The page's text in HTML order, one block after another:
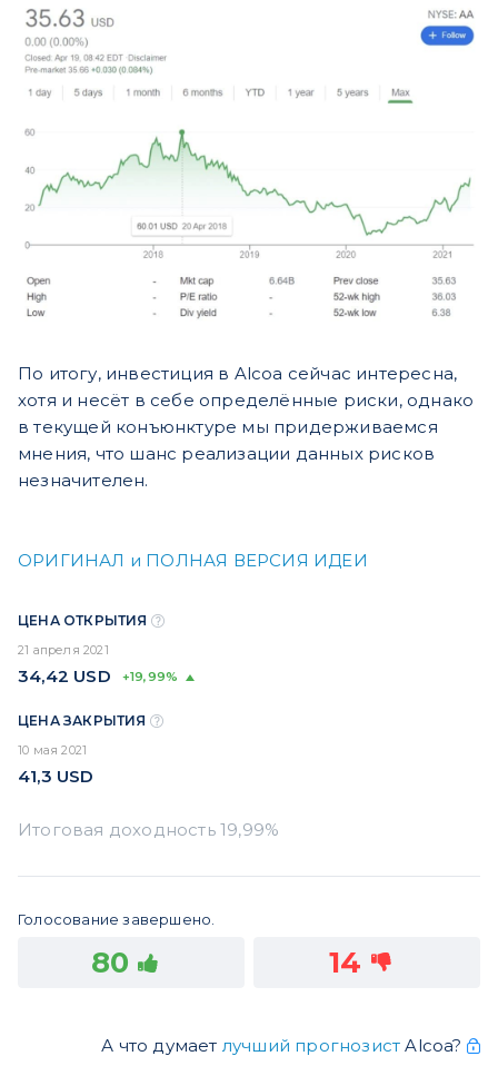
По итогу, инвестиция в Alcoa сейчас интересна,
хотя и несёт в себе определённые риски, однако
в текущей конъюнктуре мы придерживаемся
мнения, что шанс реализации данных рисков
незначителен.
ОРИГИНАЛ и ПОЛНАЯ ВЕРСИЯ ИДЕИ
ЦЕНА ОТКРЫТИЯ
21 апреля 2021
34,42 USD +19,99%
ЦЕНА ЗАКРЫТИЯ
10 мая 2021
41,3 USD
Голосование завершено.
80 14
А что думает лучший прогнозист Alcoa?